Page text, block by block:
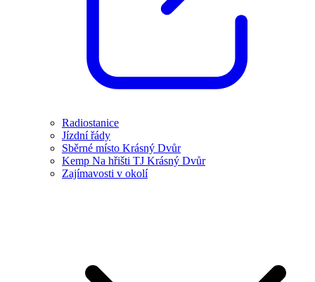
Radiostanice
Jízdní řády
Sběrné místo Krásný Dvůr
Kemp Na hřišti TJ Krásný Dvůr
Zajímavosti v okolí